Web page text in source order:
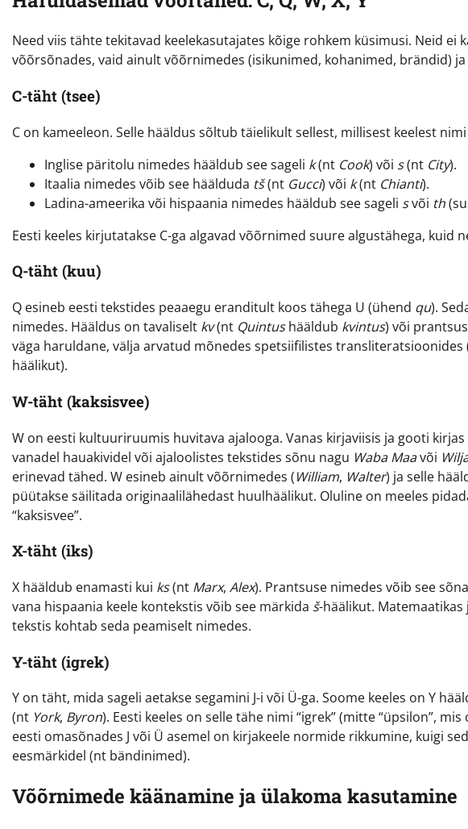
Need viis tähte tekitavad keelekasutajates kõige rohkem küsimusi. Neid ei
võõrsõnades, vaid ainult võõrnimedes (isikunimed, kohanimed, brändid)
C-täht (tsee)
C on kameeleon. Selle hääldus sõltub täielikult sellest, millisest keelest
Inglise päritolu nimedes hääldub see sageli k(nt Cook) või s(nt City).
Itaalia nimedes võib see häälduda tš(nt Gucci) või k(nt Chianti).
Ladina-ameerika või hispaania nimedes hääldub see sageli svõi th
Eesti keeles kirjutatakse C-ga algavad võõrnimed suure algustähega, kuid
Q-täht (kuu)
Q esineb eesti tekstides peaaegu eranditult koos tähega U (ühend qu).
nimedes. Hääldus on tavaliselt kv(nt Quintushääldub kvintus) või
väga haruldane, välja arvatud mõnedes spetsiifilistes transliteratsioonides
häälikut).
W-täht (kaksisvee)
W on eesti kultuuriruumis huvitava ajalooga. Vanas kirjaviisis ja gooti
vanadel hauakividel või ajaloolistes tekstides sõnu nagu Waba Maavõi
erinevad tähed. W esineb ainult võõrnimedes (William, Walter) ja selle
püütakse säilitada originaalilähedast huulhäälikut. Oluline on meeles
“kaksisvee”.
X-täht (iks)
X hääldub enamasti kui ks(nt Marx, Alex). Prantsuse nimedes võib see
vana hispaania keele kontekstis võib see märkida š-häälikut.
tekstis kohtab seda peamiselt nimedes.
Y-täht (igrek)
Y on täht, mida sageli aetakse segamini J-i või Ü-ga. Soome keeles on Y
(nt York, Byron). Eesti keeles on selle tähe nimi “igrek” (mitte “üpsilon”,
eesti omasõnades J või Ü asemel on kirjakeele normide rikkumine, kuigi
eesmärkidel (nt bändinimed).
Võõrnimede käänamine ja ülakoma kasutamine